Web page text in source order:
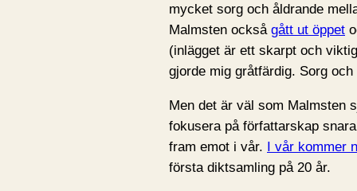
mycket sorg och åldrande
Malmsten också gått ut öppet
(inlägget är ett skarpt och
gjorde mig gråtfärdig. Sorg
Men det är väl som Malmsten
fokusera på författarskap
fram emot i vår. I vår kommer
första diktsamling på 20 år.